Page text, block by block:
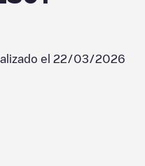
el 22/03/2026